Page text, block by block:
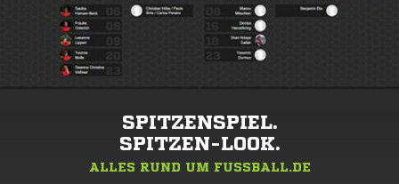
SPITZENSPIEL.
SPITZEN-LOOK.
ALLES RUND UM FUSSBALL.DE